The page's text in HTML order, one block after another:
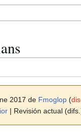
2017 de Fmoglop (
| Revisión actual